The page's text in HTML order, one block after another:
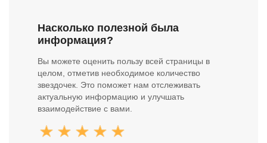
Насколько полезной была
информация?
Вы можете оценить пользу всей страницы в
целом, отметив необходимое количество
звездочек. Это поможет нам отслеживать
актуальную информацию и улучшать
взаимодействие с вами.